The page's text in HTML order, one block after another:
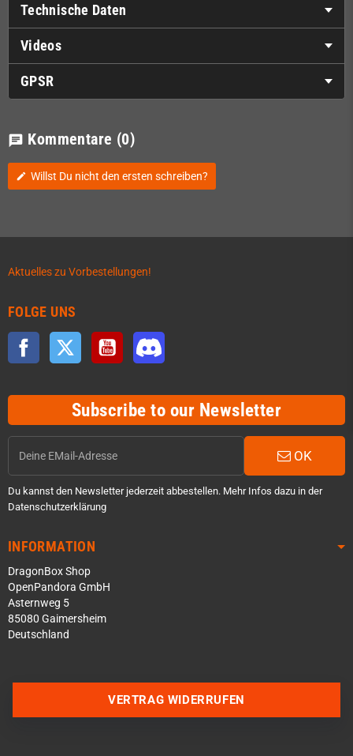
Technische Daten
Videos
GPSR
chat Kommentare (0)
edit Willst Du nicht den ersten schreiben?
Aktuelles zu Vorbestellungen!
FOLGE UNS
Facebook Twitter YouTube
Subscribe to our Newsletter
OK
Du kannst den Newsletter jederzeit abbestellen. Mehr Infos dazu in der
Datenschutzerklärung
INFORMATION
DragonBox Shop
OpenPandora GmbH
Asternweg 5
85080 Gaimersheim
Deutschland
VERTRAG WIDERRUFEN